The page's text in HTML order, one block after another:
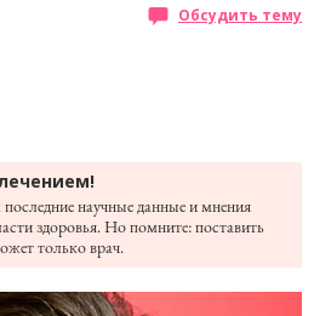
Обсудить тему
научные данные и мнения
здоровья. Но помните: поставить
только врач.